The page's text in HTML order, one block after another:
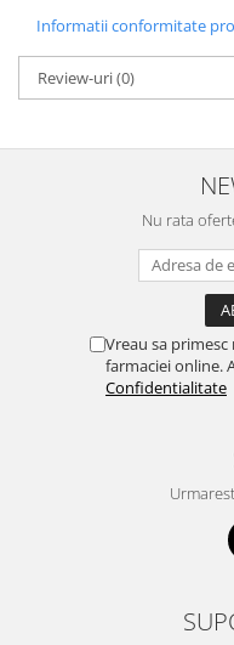
Informatii conformitate
Review-uri(0)
Nu rata
Vreau sa
farmaciei online.
Confidentialitate